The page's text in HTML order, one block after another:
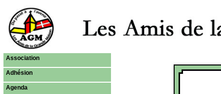
Association
Adhésion
Agenda